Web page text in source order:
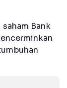
Bank